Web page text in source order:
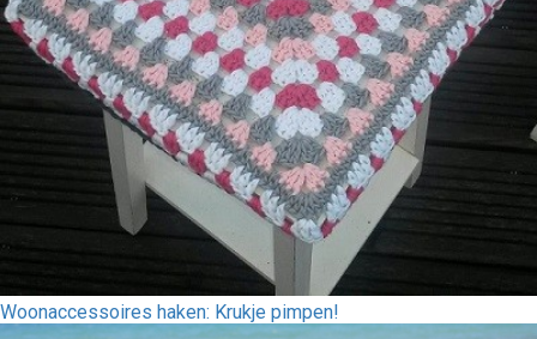
Woonaccessoires haken: Krukje pimpen!